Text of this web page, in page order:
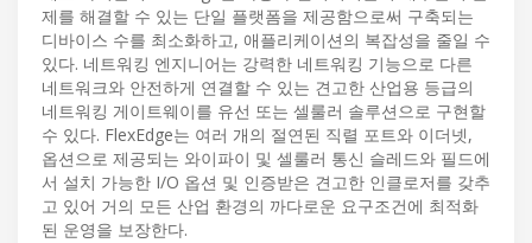
제를 해결할 수 있는 단일 플랫폼을 제공함으로써 구축되는
디바이스 수를 최소화하고, 애플리케이션의 복잡성을 줄일 수
있다. 네트워킹 엔지니어는 강력한 네트워킹 기능으로 다른
네트워크와 안전하게 연결할 수 있는 견고한 산업용 등급의
네트워킹 게이트웨이를 유선 또는 셀룰러 솔루션으로 구현할
수 있다. FlexEdge는 여러 개의 절연된 직렬 포트와 이더넷,
옵션으로 제공되는 와이파이 및 셀룰러 통신 슬레드와 필드에
서 설치 가능한 I/O 옵션 및 인증받은 견고한 인클로저를 갖추
고 있어 거의 모든 산업 환경의 까다로운 요구조건에 최적화
된 운영을 보장한다.